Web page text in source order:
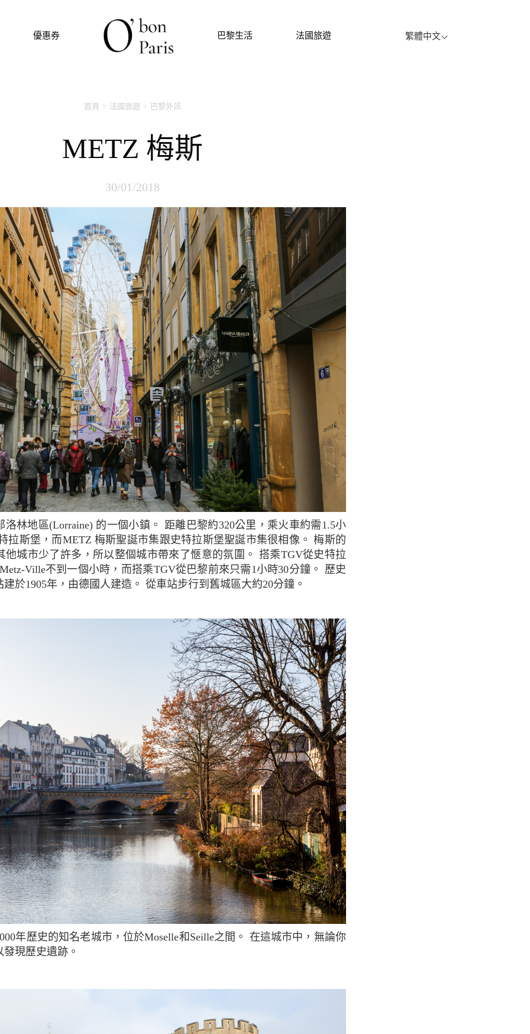
優惠券 巴黎生活 法國旅遊 繁體中文
首頁 法國旅遊 巴黎外郊
METZ 梅斯
30/01/2018
拉斯堡，而METZ 梅斯聖誕市集跟史特拉斯堡聖誕市集很相像。 梅斯的
他城市少了許多，所以整個城市帶來了愜意的氛圍。 搭乘TGV從史特拉
Ville不到一個小時，而搭乘TGV從巴黎前來只需1小時30分鐘。 歷史
於1905年，由德國人建造。 從車站步行到舊城區大約20分鐘。
現歷史遺跡。